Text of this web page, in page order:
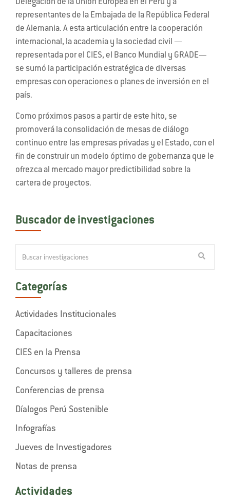
Delegación de la Unión Europea en el Perú y a
representantes de la Embajada de la República Federal
de Alemania. A esta articulación entre la cooperación
internacional, la academia y la sociedad civil —
representada por el CIES, el Banco Mundial y GRADE—
se sumó la participación estratégica de diversas
empresas con operaciones o planes de inversión en el
país.
Como próximos pasos a partir de este hito, se
promoverá la consolidación de mesas de diálogo
continuo entre las empresas privadas y el Estado, con el
fin de construir un modelo óptimo de gobernanza que le
ofrezca al mercado mayor predictibilidad sobre la
cartera de proyectos.
Buscador de investigaciones
Categorías
Actividades Institucionales
Capacitaciones
CIES en la Prensa
Concursos y talleres de prensa
Conferencias de prensa
Díalogos Perú Sostenible
Infografías
Jueves de Investigadores
Notas de prensa
Actividades